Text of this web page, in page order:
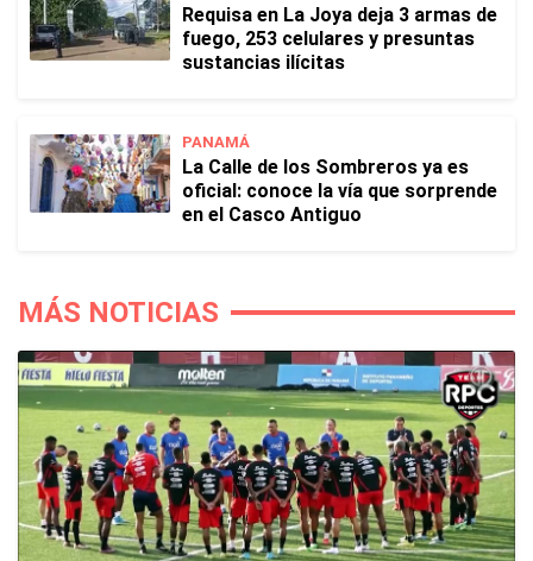
Requisa en La Joya deja 3 armas de
fuego, 253 celulares y presuntas
sustancias ilícitas
PANAMÁ
La Calle de los Sombreros ya es
oficial: conoce la vía que sorprende
en el Casco Antiguo
MÁS NOTICIAS